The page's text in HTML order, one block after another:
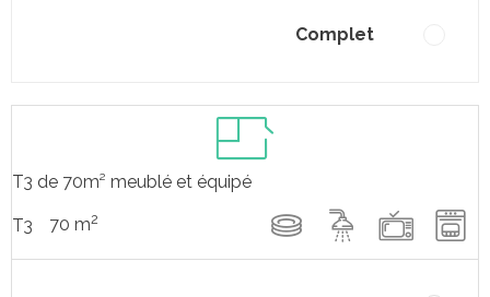
Complet
T3 de 70m² meublé et équipé
T3 70 m2